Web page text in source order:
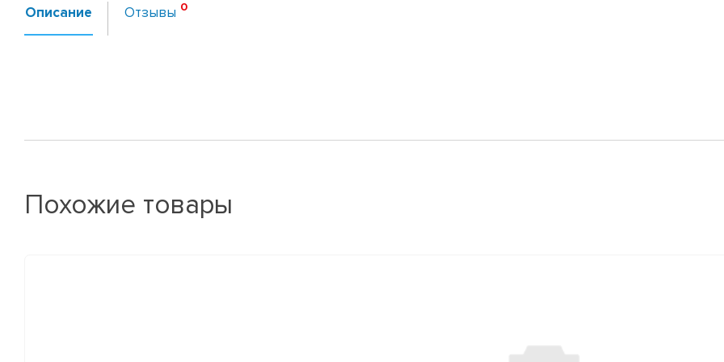
Описание Отзывы
Похожие товары